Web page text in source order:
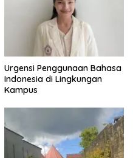
Urgensi Penggunaan Bahasa
Indonesia di Lingkungan
Kampus